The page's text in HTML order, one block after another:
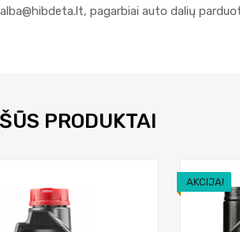
, pagarbiai auto dalių
PRODUKTAI
Add to Wishlist
AKCIJA!